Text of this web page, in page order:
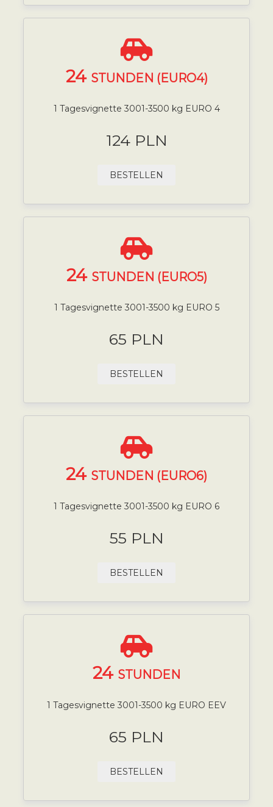
24 STUNDEN (EURO4)
1 Tagesvignette 3001-3500 kg EURO 4
124 PLN
BESTELLEN
24 STUNDEN (EURO5)
1 Tagesvignette 3001-3500 kg EURO 5
65 PLN
BESTELLEN
24 STUNDEN (EURO6)
1 Tagesvignette 3001-3500 kg EURO 6
55 PLN
BESTELLEN
24 STUNDEN
1 Tagesvignette 3001-3500 kg EURO EEV
65 PLN
BESTELLEN